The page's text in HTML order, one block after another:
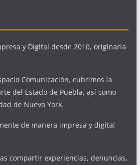
y Digital desde 2010, originaria
Comunicación, cubrimos la
del Estado de Puebla, así como
de Nueva York.
de manera impresa y digital
compartir experiencias, denuncias,